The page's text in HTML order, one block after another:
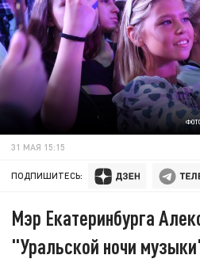
31 МАЯ 15:15
ПОДПИШИТЕСЬ:
Мэр Екатеринбурга
"Уральской ночи